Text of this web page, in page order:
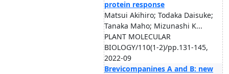
protein response
Matsui Akihiro; Todaka Daisuke;
Tanaka Maho; Mizunashi K...
PLANT MOLECULAR
BIOLOGY/110(1-2)/pp.131-145,
2022-09
Brevicompanines A and B: new